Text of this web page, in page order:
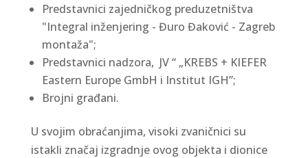
Predstavnici zajedničkog preduzetništva
"Integral inženjering - Đuro Đaković - Zagreb
montaža";
Predstavnici nadzora, JV “ „KREBS + KIEFER
Eastern Europe GmbH i Institut IGH”;
Brojni građani.
U svojim obraćanjima, visoki zvaničnici su
istakli značaj izgradnje ovog objekta i dionice